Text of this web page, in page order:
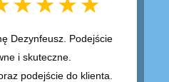
Dezynfeusz. Podejście
i skuteczne.
podejście do klienta.